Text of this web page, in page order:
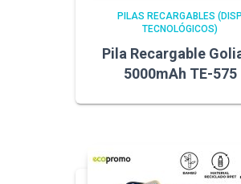
PILAS RECARGABLES
TECNOLÓGICOS)
Pila Recargable
5000mAh TE-575